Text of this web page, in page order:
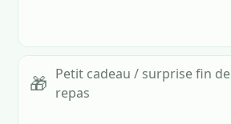
🎁 Petit cadeau / surprise fin de
repas